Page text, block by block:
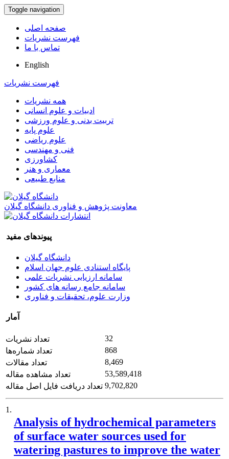
Toggle navigation
صفحه اصلی
فهرست نشریات
تماس با ما
English
فهرست نشریات
همه نشریات
ادبیات و علوم انسانی
تربیت بدنی و علوم ورزشی
علوم پایه
علوم ریاضی
فنی و مهندسی
کشاورزی
معماری و هنر
منابع طبیعی
معاونت پژوهش و فناوری دانشگاه گیلان
پیوندهای مفید
دانشگاه گیلان
پایگاه استنادی علوم جهان اسلام
سامانه ارزیابی نشریات علمی
سامانه جامع رسانه های کشور
وزارت علوم، تحقیقات و فناوری
آمار
تعداد نشریات
32
تعداد شماره‌ها
868
تعداد مقالات
8,469
تعداد مشاهده مقاله
53,589,418
تعداد دریافت فایل اصل مقاله 9,702,820
1.
Analysis of hydrochemical parameters
of surface water sources used for
watering pastures to improve the water